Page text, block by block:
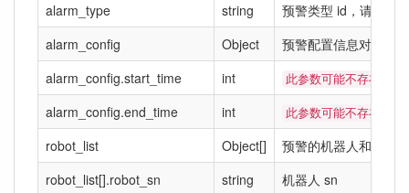
alarm_type
string 预警类型 id，请参考
alarm_config
Object
预警配置信息对象，
alarm_config.start_time
int 此参数可能不存在，
alarm_config.end_time int 此参数可能不存在，
robot_list Object[]
预警的机器人和预警
robot_list[].robot_sn
string
机器人 sn